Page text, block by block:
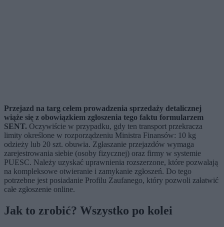
Przejazd na targ celem prowadzenia sprzedaży detalicznej
wiąże się z obowiązkiem zgłoszenia tego faktu formularzem
SENT. Oczywiście w przypadku, gdy ten transport przekracza
limity określone w rozporządzeniu Ministra Finansów: 10 kg
odzieży lub 20 szt. obuwia. Zgłaszanie przejazdów wymaga
zarejestrowania siebie (osoby fizycznej) oraz firmy w systemie
PUESC. Należy uzyskać uprawnienia rozszerzone, które pozwalają
na kompleksowe otwieranie i zamykanie zgłoszeń. Do tego
potrzebne jest posiadanie Profilu Zaufanego, który pozwoli załatwić
całe zgłoszenie online.
Jak to zrobić? Wszystko po kolei